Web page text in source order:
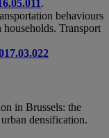
.
behaviours
Transport
in Brussels: the
densification.